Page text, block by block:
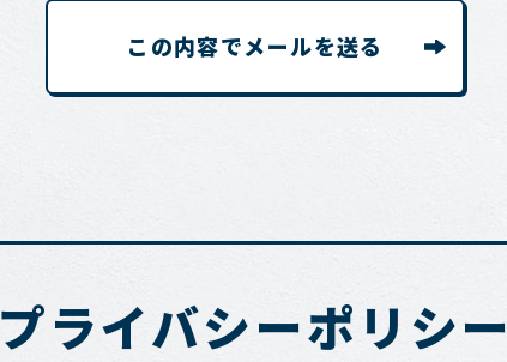
この内容でメールを送る
プライバシーポリシー